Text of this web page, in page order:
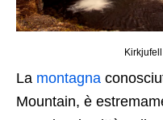
La montagna
Mountain, è